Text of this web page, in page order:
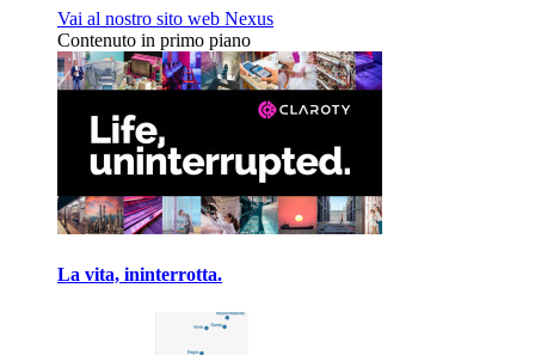
Vai al nostro sito web Nexus
Contenuto in primo piano
La vita, ininterrotta.